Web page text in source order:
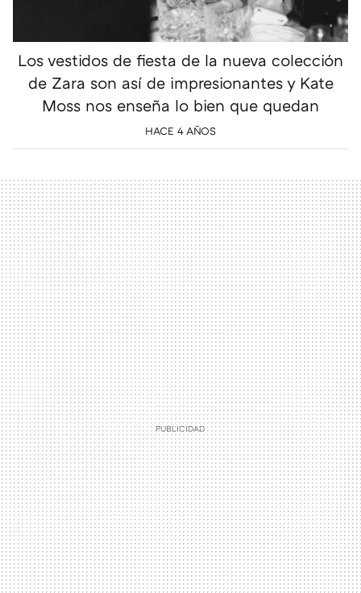
Los vestidos de fiesta de la nueva colección
de Zara son así de impresionantes y Kate
Moss nos enseña lo bien que quedan
HACE 4 AÑOS